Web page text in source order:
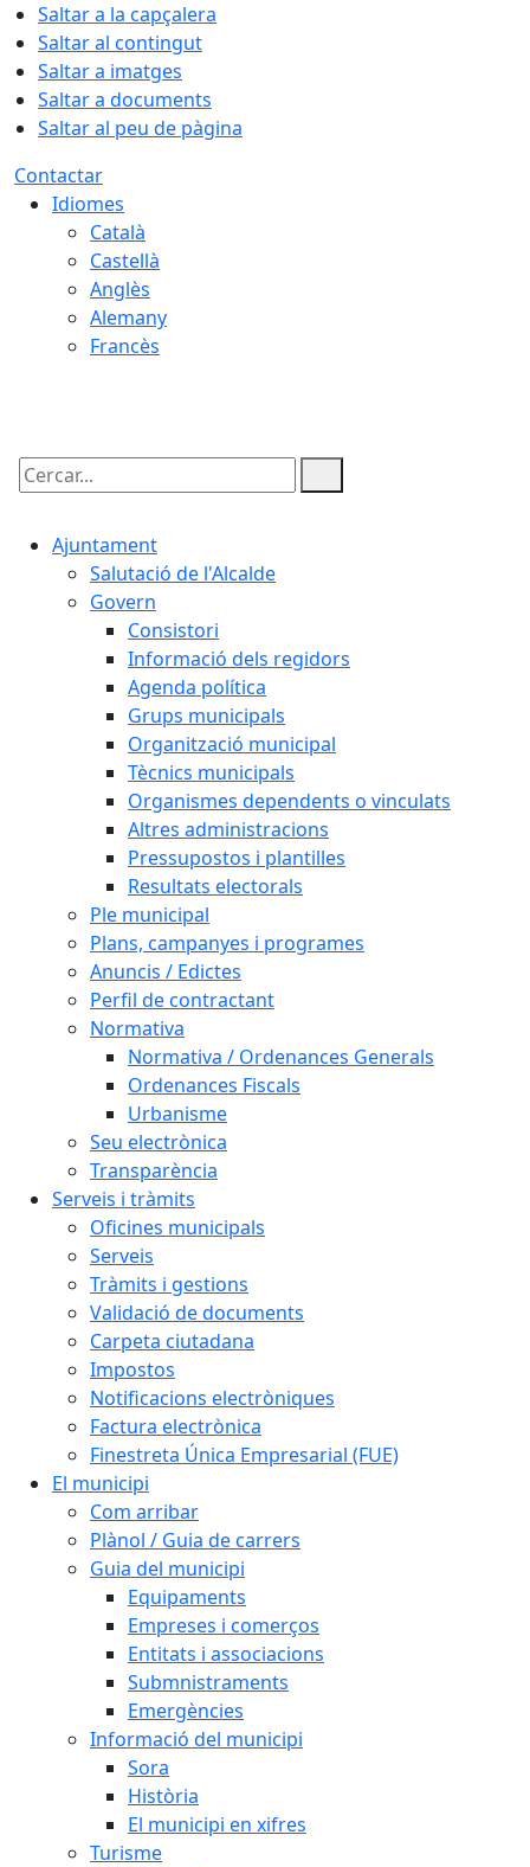
Saltar a la capçalera
Saltar al contingut
Saltar a imatges
Saltar a documents
Saltar al peu de pàgina
Contactar
Idiomes
Català
Castellà
Anglès
Alemany
Francès
Cercar:
Ajuntament
Salutació de l'Alcalde
Govern
Consistori
Informació dels regidors
Agenda política
Grups municipals
Organització municipal
Tècnics municipals
Organismes dependents o vinculats
Altres administracions
Pressupostos i plantilles
Resultats electorals
Ple municipal
Plans, campanyes i programes
Anuncis / Edictes
Perfil de contractant
Normativa
Normativa / Ordenances Generals
Ordenances Fiscals
Urbanisme
Seu electrònica
Transparència
Serveis i tràmits
Oficines municipals
Serveis
Tràmits i gestions
Validació de documents
Carpeta ciutadana
Impostos
Notificacions electròniques
Factura electrònica
Finestreta Única Empresarial (FUE)
El municipi
Com arribar
Plànol / Guia de carrers
Guia del municipi
Equipaments
Empreses i comerços
Entitats i associacions
Submnistraments
Emergències
Informació del municipi
Sora
Història
El municipi en xifres
Turisme